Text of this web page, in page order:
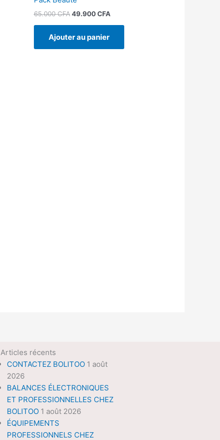
65.000CFA 49.900CFA
Ajouter au panier
récents
CONTACTEZ BOLITOO 1 août
2026
BALANCES ÉLECTRONIQUES
ET PROFESSIONNELLES CHEZ
BOLITOO 1 août 2026
ÉQUIPEMENTS
PROFESSIONNELS CHEZ